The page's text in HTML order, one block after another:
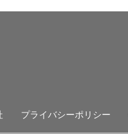
プライバシーポリシー